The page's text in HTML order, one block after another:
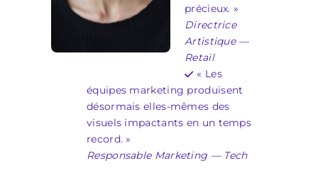
précieux. »
Directrice
Artistique —
Retail
« Les
équipes marketing produisent
désormais elles-mêmes des
visuels impactants en un temps
record. »
Responsable Marketing — Tech